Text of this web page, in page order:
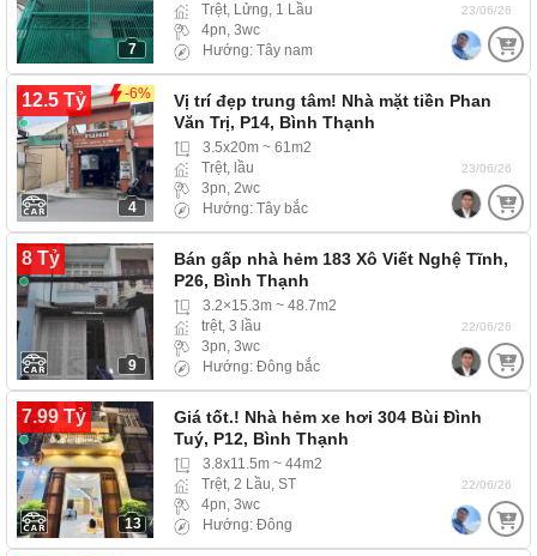
7
Trệt, Lửng, 1 Lầu
4pn, 3wc
Hướng: Tây nam
23/06/26
12.5 Tỷ -6%
4
Vị trí đẹp trung tâm! Nhà mặt tiền Phan
Văn Trị, P14, Bình Thạnh
3.5x20m ~ 61m2
Trệt, lầu
3pn, 2wc
Hướng: Tây bắc
23/06/26
8 Tỷ
9
Bán gấp nhà hẻm 183 Xô Viết Nghệ Tĩnh,
P26, Bình Thạnh
3.2×15.3m ~ 48.7m2
trệt, 3 lầu
3pn, 3wc
Hướng: Đông bắc
22/06/26
7.99 Tỷ
13
Giá tốt.! Nhà hẻm xe hơi 304 Bùi Đình
Tuý, P12, Bình Thạnh
3.8x11.5m ~ 44m2
Trệt, 2 Lầu, ST
4pn, 3wc
Hướng: Đông
22/06/26